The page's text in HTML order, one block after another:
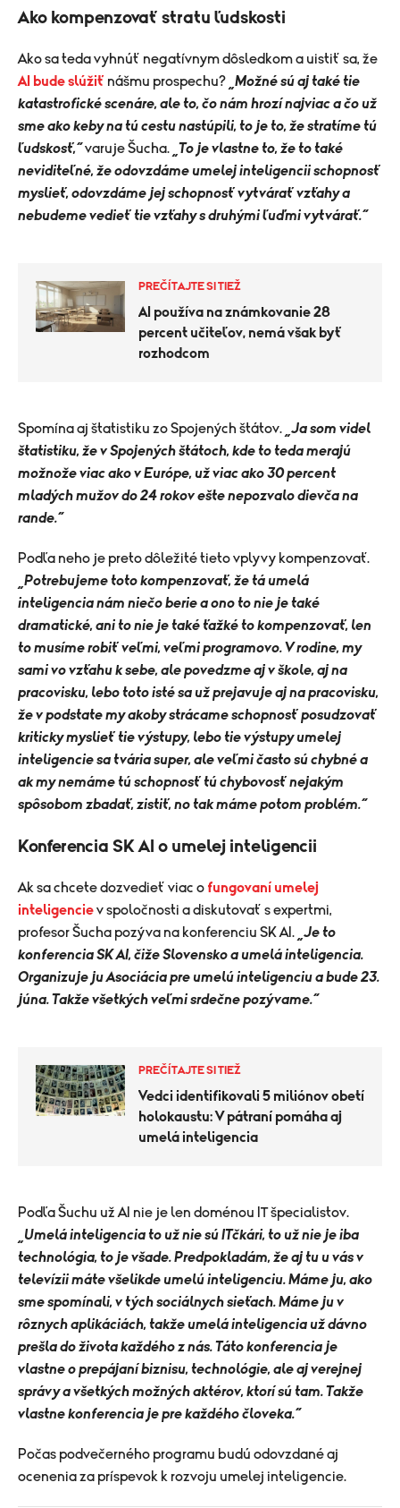
Ako kompenzovať stratu ľudskosti
Ako sa teda vyhnúť negatívnym dôsledkom a uistiť sa, že
AI bude slúžiť nášmu prospechu?
„Možné sú aj také tie
katastrofické scenáre, ale to, čo nám hrozí najviac a čo už
sme ako keby na tú cestu nastúpili, to je to, že stratíme tú
ľudskosť,“varuje Šucha.
„To je vlastne to, že to také
neviditeľné, že odovzdáme umelej inteligencii schopnosť
myslieť, odovzdáme jej schopnosť vytvárať vzťahy a
nebudeme vedieť tie vzťahy s druhými ľuďmi vytvárať.“
PREČÍTAJTE SI TIEŽ
AI používa na známkovanie 28
percent učiteľov, nemá však byť
rozhodcom
Spomína aj štatistiku zo Spojených štátov.
„Ja som videl
štatistiku, že v Spojených štátoch, kde to teda merajú
možnože viac ako v Európe, už viac ako 30 percent
mladých mužov do 24 rokov ešte nepozvalo dievča na
rande.“
Podľa neho je preto dôležité tieto vplyvy kompenzovať.
„Potrebujeme toto kompenzovať, že tá umelá
inteligencia nám niečo berie a ono to nie je také
dramatické, ani to nie je také ťažké to kompenzovať, len
to musíme robiť veľmi, veľmi programovo. V rodine, my
sami vo vzťahu k sebe, ale povedzme aj v škole, aj na
pracovisku, lebo toto isté sa už prejavuje aj na pracovisku,
že v podstate my akoby strácame schopnosť posudzovať
kriticky myslieť tie výstupy, lebo tie výstupy umelej
inteligencie sa tvária super, ale veľmi často sú chybné a
ak my nemáme tú schopnosť tú chybovosť nejakým
spôsobom zbadať, zistiť, no tak máme potom problém.“
Konferencia SK AI o umelej inteligencii
Ak sa chcete dozvedieť viac o fungovaní umelej
inteligenciev spoločnosti a diskutovať s expertmi,
profesor Šucha pozýva na konferenciu SK AI.
„Je to
konferencia SK AI, čiže Slovensko a umelá inteligencia.
Organizuje ju Asociácia pre umelú inteligenciu a bude 23.
júna. Takže všetkých veľmi srdečne pozývame.“
PREČÍTAJTE SI TIEŽ
Vedci identifikovali 5 miliónov obetí
holokaustu: V pátraní pomáha aj
umelá inteligencia
Podľa Šuchu už AI nie je len doménou IT špecialistov.
„Umelá inteligencia to už nie sú ITčkári, to už nie je iba
technológia, to je všade. Predpokladám, že aj tu u vás v
televízii máte všelikde umelú inteligenciu. Máme ju, ako
sme spomínali, v tých sociálnych sieťach. Máme ju v
rôznych aplikáciách, takže umelá inteligencia už dávno
prešla do života každého z nás. Táto konferencia je
vlastne o prepájaní biznisu, technológie, ale aj verejnej
správy a všetkých možných aktérov, ktorí sú tam. Takže
vlastne konferencia je pre každého človeka.“
Počas podvečerného programu budú odovzdané aj
ocenenia za príspevok k rozvoju umelej inteligencie.